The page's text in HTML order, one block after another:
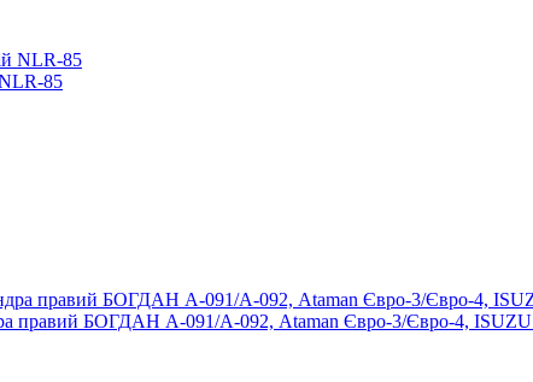
85
правий БОГДАН А-091/А-092, Ataman Євро-3/Євро-4,